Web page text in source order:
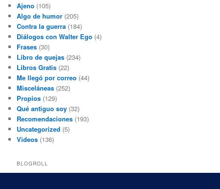
Ajeno (105)
Algo de humor (205)
Contra la guerra (184)
Diálogos con Walter Ego (4)
Frases (30)
Libro de quejas (234)
Libros Gratis (22)
Me llegó por correo (44)
Misceláneas (252)
Propios (129)
Qué antiguo soy (32)
Recomendaciones (193)
Uncategorized (5)
Videos (136)
BLOGROLL
Black and White Power